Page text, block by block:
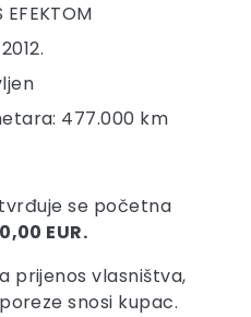
477.000 km
se početna
EUR.
prijenos vlasništva,
snosi kupac.